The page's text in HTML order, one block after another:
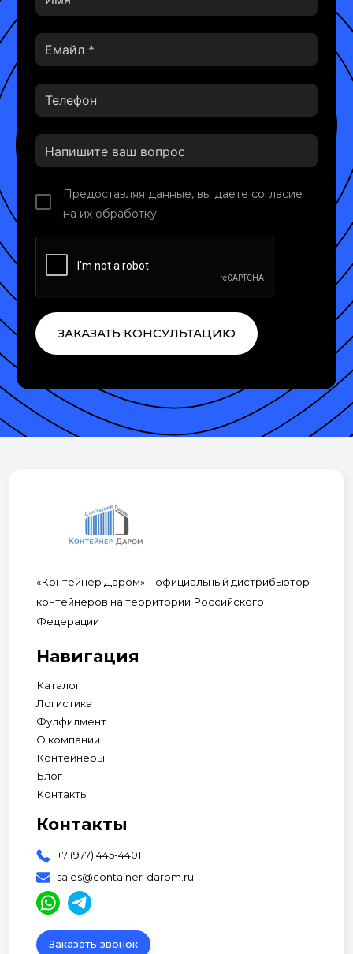
Предоставляя данные, вы даете согласие
на их обработку
ЗАКАЗАТЬ КОНСУЛЬТАЦИЮ
«Контейнер Даром» – официальный дистрибьютор
контейнеров на территории Российского
Федерации
Навигация
Каталог
Логистика
Фулфилмент
О компании
Контейнеры
Блог
Контакты
Контакты
+7 (977) 445-4401
sales@container-darom.ru
Заказать звонок